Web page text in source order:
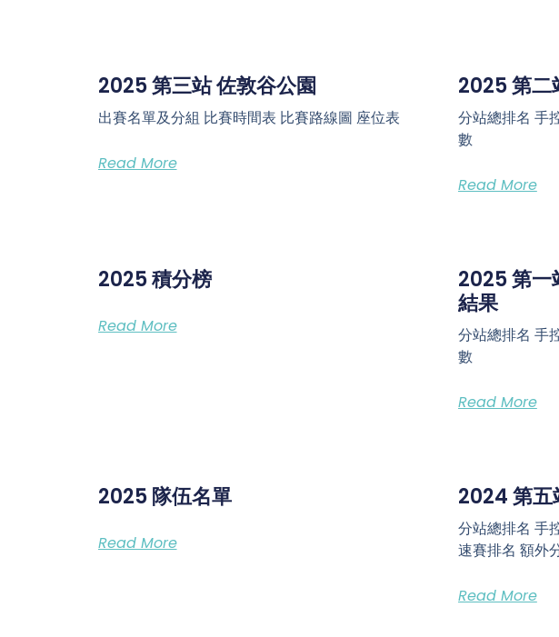
2025 第三站 佐敦谷公園
出賽名單及分組 比賽時間表 比賽路線圖 座位表
Read More
2025 第二
分站總排名 手
數
Read More
2025 積分榜
Read More
2025 第一
結果
分站總排名 手
數
Read More
2025 隊伍名單
Read More
2024 第五
分站總排名 手
速賽排名 額外
Read More